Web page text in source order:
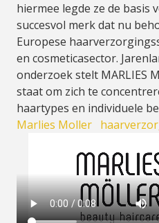
hiermee legde ze de basis
succesvol merk dat nu
Europese
en cosmeticasector.
onderzoek stelt MARLIES
staat om zich te
haartypes en individuele
Marlies Moller